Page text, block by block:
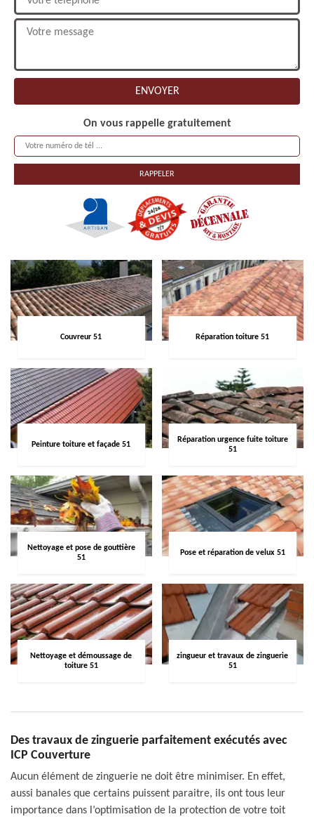
On vous rappelle gratuitement
Couvreur 51 Réparation toiture 51
Peinture toiture et façade 51
Réparation urgence fuite toiture
51
Nettoyage et pose de gouttière
51
Pose et réparation de velux 51
Nettoyage et démoussage de
toiture 51
zingueur et travaux de zinguerie
51
Des travaux de zinguerie parfaitement exécutés avec
ICP Couverture
Aucun élément de zinguerie ne doit être minimiser. En effet,
aussi banales que certains puissent paraitre, ils ont tous leur
importance dans l’optimisation de la protection de votre toit